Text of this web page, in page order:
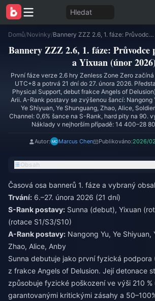
Hledat
Domů/Novinky/ Bannery ZZZ 2.6, 1. fáze: Průvodce postavami Sunna a Yixuan (únor 2026)
Bannery ZZZ 2.6, 1. fáze: Průvodce
a Yixuan (únor
První fáze verze 2.6 hry Zenless Zone Zero
UTC+8 a potrvá 21 dní do 27. února 2026.
Physical Support, debut frakce Angels of
Arii. A-Rank postavy se zvýšenou šancí: Nangong
Ye Shiyuan, Ye Shunguang, Zhao, Alice,
Channel: 0,6% šance na S-Rank, hard pity na 90.
Náklady v nejhorším případě: 14 400–28
Autor: Marcus Chen Publikováno:2026/
Obsah
Časová osa bannerů 1. fáze a vybraný
Trvání: 6.–27. února 2026 (21 dní)
S-Rank postavy: Sunna (debut), Yixuan
(rotace S1/S3/S10)
A-Rank postavy: Nangong Yu, Ye Shiyuan,
Zhao, Alice, Anby
Sunna debutuje jako první fyzická podpora
z frakce Angels of Delusion. Její detonace
způsobuje fyzické poškození ve výši 210 %
garantovanými kritickými zásahy a